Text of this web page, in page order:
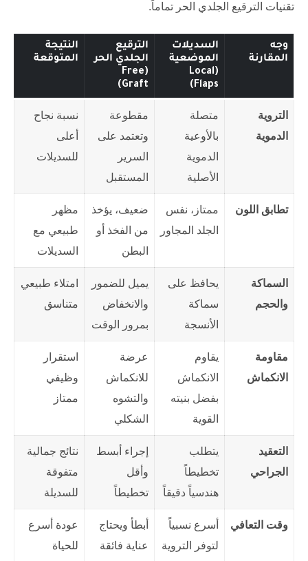
تقنيات الترقيع الجلدي الحر تماماً.
وجه
المقارنة
السديلات
الموضعية
(Local
Flaps)
الترقيع
الجلدي الحر
(Free
Graft)
النتيجة
المتوقعة
التروية
الدموية
متصلة
بالأوعية
الدموية
الأصلية
مقطوعة
وتعتمد على
السرير
المستقبل
نسبة نجاح
أعلى
للسديلات
تطابق اللون
ممتاز، نفس
الجلد المجاور
ضعيف، يؤخذ
من الفخذ أو
البطن
مظهر
طبيعي مع
السديلات
السماكة
والحجم
يحافظ على
سماكة
الأنسجة
يميل للضمور
والانخفاض
بمرور الوقت
امتلاء طبيعي
متناسق
مقاومة
الانكماش
يقاوم
الانكماش
بفضل بنيته
القوية
عرضة
للانكماش
والتشوه
الشكلي
استقرار
وظيفي
ممتاز
التعقيد
الجراحي
يتطلب
تخطيطاً
هندسياً دقيقاً
إجراء أبسط
وأقل
تخطيطاً
نتائج جمالية
متفوقة
للسديلة
وقت التعافي
أسرع نسبياً
لتوفر التروية
أبطأ ويحتاج
عناية فائقة
عودة أسرع
للحياة